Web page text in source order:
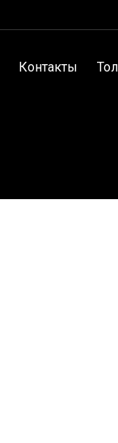
Контакты